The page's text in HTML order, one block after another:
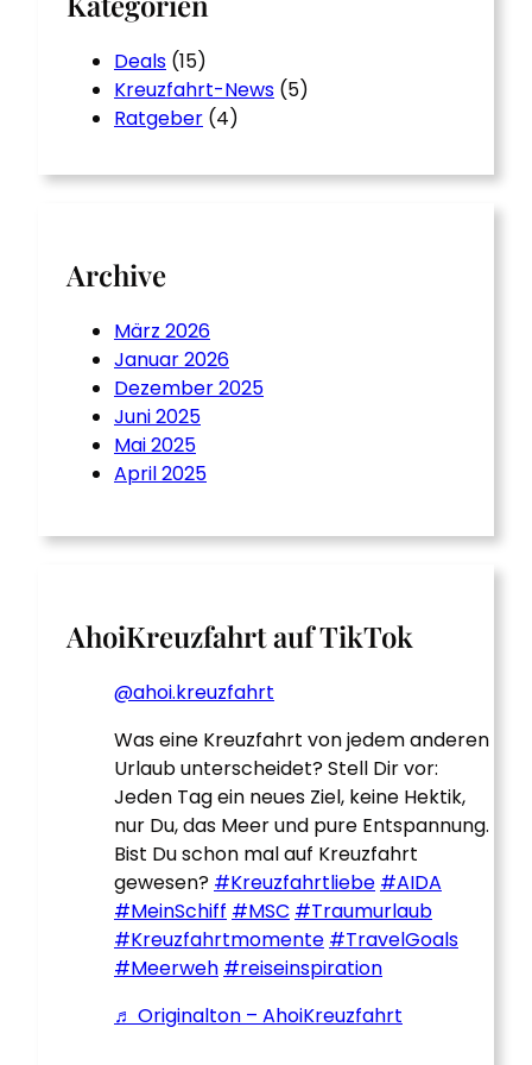
Deals (15)
Kreuzfahrt-News (5)
Ratgeber (4)
Archive
März 2026
Januar 2026
Dezember 2025
Juni 2025
Mai 2025
April 2025
AhoiKreuzfahrt auf TikTok
@ahoi.kreuzfahrt
Was eine Kreuzfahrt von jedem anderen
Urlaub unterscheidet? Stell Dir vor:
Jeden Tag ein neues Ziel, keine Hektik,
nur Du, das Meer und pure Entspannung.
Bist Du schon mal auf Kreuzfahrt
gewesen? #Kreuzfahrtliebe #AIDA
#MeinSchiff #MSC #Traumurlaub
#Kreuzfahrtmomente #TravelGoals
#Meerweh #reiseinspiration
♬ Originalton – AhoiKreuzfahrt